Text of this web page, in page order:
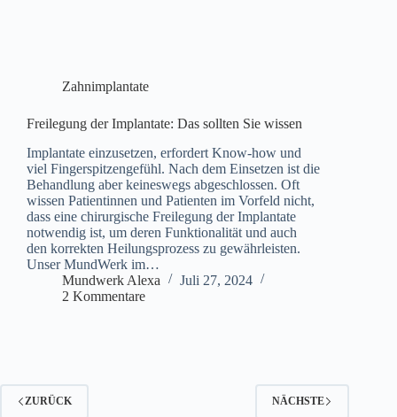
Zahnimplantate
Freilegung der Implantate: Das sollten Sie wissen
Implantate einzusetzen, erfordert Know-how und
viel Fingerspitzengefühl. Nach dem Einsetzen ist die
Behandlung aber keineswegs abgeschlossen. Oft
wissen Patientinnen und Patienten im Vorfeld nicht,
dass eine chirurgische Freilegung der Implantate
notwendig ist, um deren Funktionalität und auch
den korrekten Heilungsprozess zu gewährleisten.
Unser MundWerk im…
Mundwerk Alexa
Juli 27, 2024
2 Kommentare
ZURÜCK NÄCHSTE